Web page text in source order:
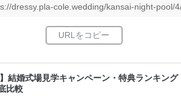
dressy.pla-cole.wedding/kansai-night-pool/
結婚式場見学キャンペーン・特典ランキン
比較